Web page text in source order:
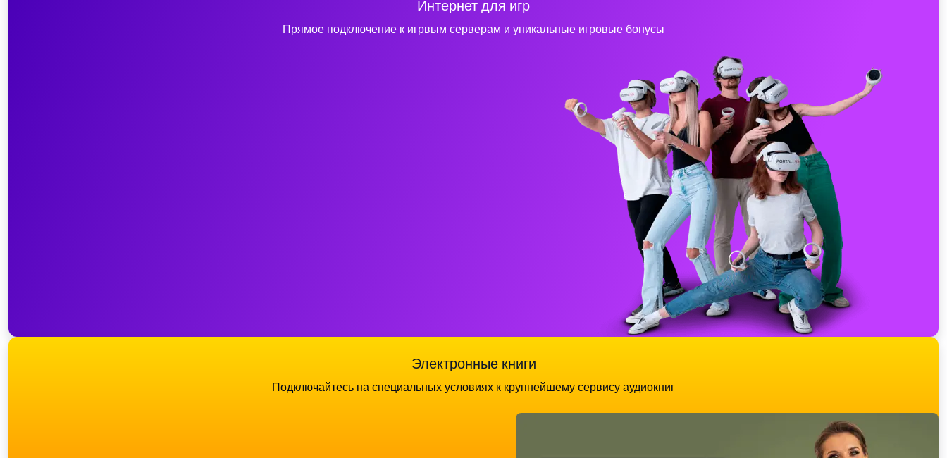
Интернет для игр
Прямое подключение к игрвым серверам и уникальные игровые бонусы
Электронные книги
Подключайтесь на специальных условиях к крупнейшему сервису аудиокниг